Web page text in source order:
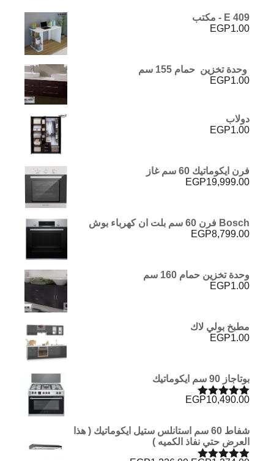
E 409 - مكتب
EGP1.00
وحدة تخزين حمام 155 سم
EGP1.00
دولاب
EGP1.00
فرن ايكوماتيك 60 سم غاز
EGP19,999.00
Bosch فرن 60 سم بلت ان كهرباء بوش
EGP8,799.00
وحدة تخزين حمام 160 سم
EGP1.00
مطبخ بولي لاك
EGP1.00
بوتاجاز 90 سم ايكوماتيك
تم التقييم EGP10,490.00
شفاط 60 سم استانلس ستيل ايكوماتيك ( هذا
العرض حتي نفاذ الكميه )